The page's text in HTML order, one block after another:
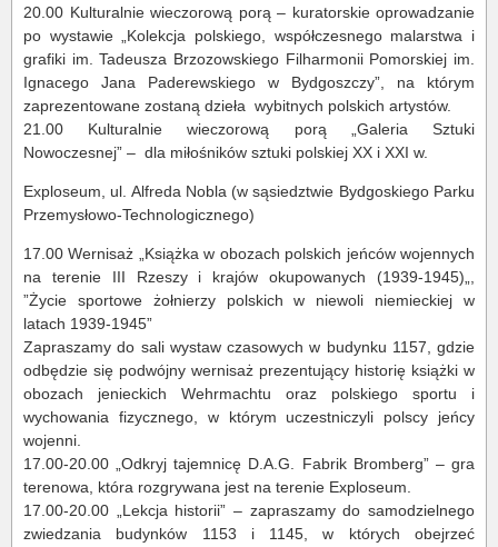
20.00 Kulturalnie wieczorową porą – kuratorskie oprowadzanie
po wystawie „Kolekcja polskiego, współczesnego malarstwa i
grafiki im. Tadeusza Brzozowskiego Filharmonii Pomorskiej im.
Ignacego Jana Paderewskiego w Bydgoszczy”, na którym
zaprezentowane zostaną dzieła wybitnych polskich artystów.
21.00 Kulturalnie wieczorową porą „Galeria Sztuki
Nowoczesnej” – dla miłośników sztuki polskiej XX i XXI w.
Exploseum, ul. Alfreda Nobla (w sąsiedztwie Bydgoskiego Parku
Przemysłowo-Technologicznego)
17.00 Wernisaż „Książka w obozach polskich jeńców wojennych
na terenie III Rzeszy i krajów okupowanych (1939-1945)„,
”Życie sportowe żołnierzy polskich w niewoli niemieckiej w
latach 1939-1945”
Zapraszamy do sali wystaw czasowych w budynku 1157, gdzie
odbędzie się podwójny wernisaż prezentujący historię książki w
obozach jenieckich Wehrmachtu oraz polskiego sportu i
wychowania fizycznego, w którym uczestniczyli polscy jeńcy
wojenni.
17.00-20.00 „Odkryj tajemnicę D.A.G. Fabrik Bromberg” – gra
terenowa, która rozgrywana jest na terenie Exploseum.
17.00-20.00 „Lekcja historii” – zapraszamy do samodzielnego
zwiedzania budynków 1153 i 1145, w których obejrzeć